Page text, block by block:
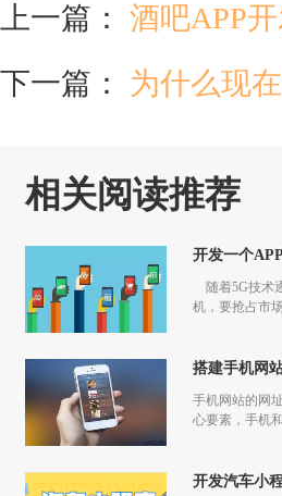
上一篇： 酒吧APP
下一篇： 为什么现
相关阅读推荐
开发一个
随着5G技术
机，要抢占市
搭建手机网
手机网站的网
心要素，手机
开发汽车小